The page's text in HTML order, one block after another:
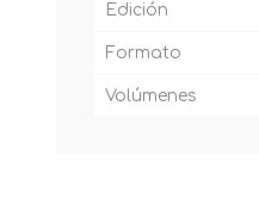
Edición
Formato
Volúmenes